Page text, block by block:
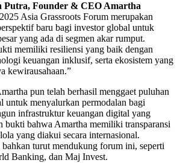
Putra, Founder & CEO Amartha
Asia Grassroots Forum merupakan
baru bagi investor global untuk
yang ada di segmen akar rumput.
memiliki resiliensi yang baik dengan
keuangan inklusif, serta ekosistem yang
kewirausahaan.”
pun telah berhasil menggaet puluhan
untuk menyalurkan permodalan bagi
infrastruktur keuangan digital yang
bukti bahwa Amartha memiliki transparansi
yang diakui secara internasional.
bahkan turut mendukung forum ini, seperti
Banking, dan Maj Invest.